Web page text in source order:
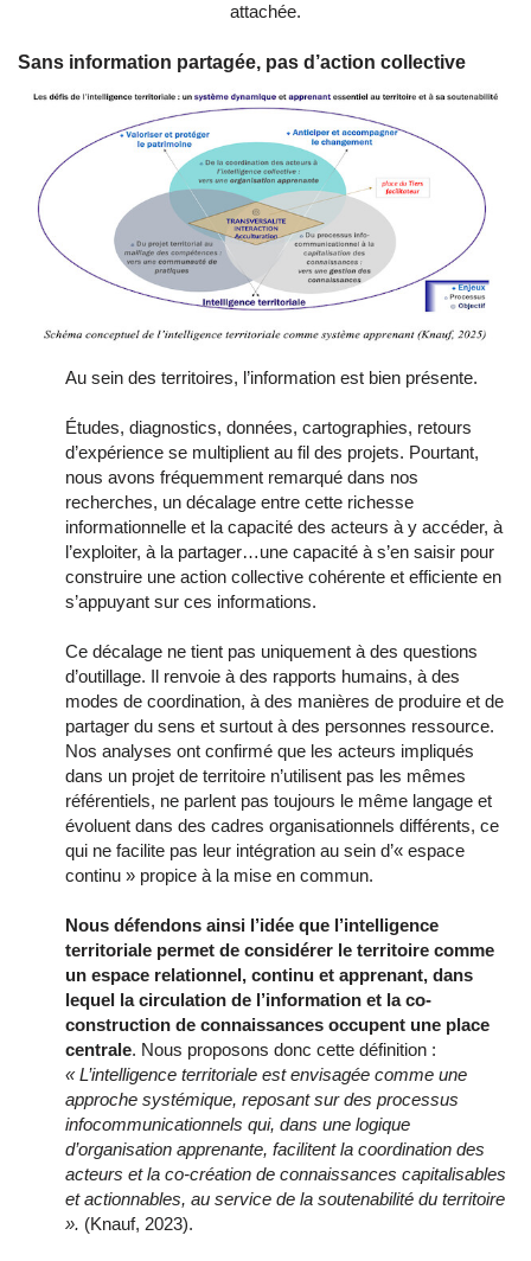
attachée.
Sans information partagée, pas d’action collective
Au sein des territoires, l’information est bien présente.
Études, diagnostics, données, cartographies, retours
d’expérience se multiplient au fil des projets. Pourtant,
nous avons fréquemment remarqué dans nos
recherches, un décalage entre cette richesse
informationnelle et la capacité des acteurs à y accéder, à
l’exploiter, à la partager…une capacité à s’en saisir pour
construire une action collective cohérente et efficiente en
s’appuyant sur ces informations.
Ce décalage ne tient pas uniquement à des questions
d’outillage. Il renvoie à des rapports humains, à des
modes de coordination, à des manières de produire et de
partager du sens et surtout à des personnes ressource.
Nos analyses ont confirmé que les acteurs impliqués
dans un projet de territoire n’utilisent pas les mêmes
référentiels, ne parlent pas toujours le même langage et
évoluent dans des cadres organisationnels différents, ce
qui ne facilite pas leur intégration au sein d’« espace
continu » propice à la mise en commun.
Nous défendons ainsi l’idée que l’intelligence
territoriale permet de considérer le territoire comme
un espace relationnel, continu et apprenant, dans
lequel la circulation de l’information et la co-
construction de connaissances occupent une place
centrale. Nous proposons donc cette définition :
« L’intelligence territoriale est envisagée comme une
approche systémique, reposant sur des processus
infocommunicationnels qui, dans une logique
d’organisation apprenante, facilitent la coordination des
acteurs et la co-création de connaissances capitalisables
et actionnables, au service de la soutenabilité du territoire
». (Knauf, 2023).